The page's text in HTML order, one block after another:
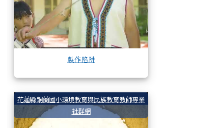
製作陷阱
花蓮縣銅蘭國小環境教育與民族教育教師專業
社群網